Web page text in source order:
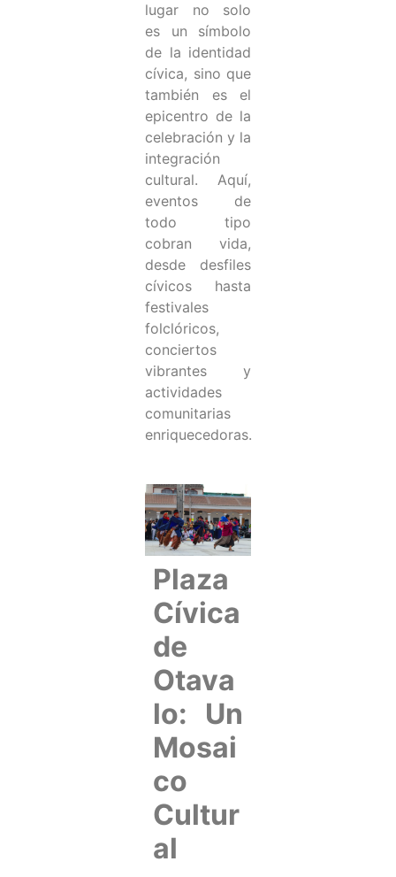
lugar no solo
es un símbolo
de la identidad
cívica, sino que
también es el
epicentro de la
celebración y la
integración
cultural. Aquí,
eventos de
todo tipo
cobran vida,
desde desfiles
cívicos hasta
festivales
folclóricos,
conciertos
vibrantes y
actividades
comunitarias
enriquecedoras.
Plaza
Cívica
de
Otava
lo: Un
Mosai
co
Cultur
al